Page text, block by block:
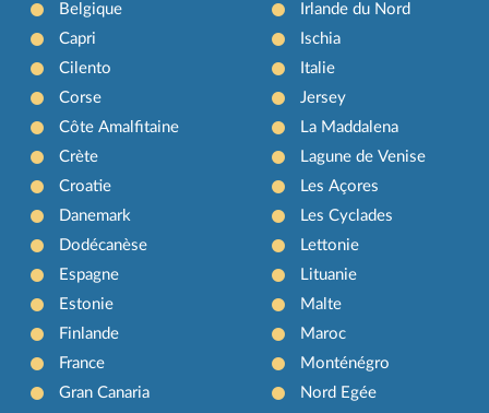
Belgique
Capri
Cilento
Corse
Côte Amalfitaine
Crète
Croatie
Danemark
Dodécanèse
Espagne
Estonie
Finlande
France
Gran Canaria
Irlande du Nord
Ischia
Italie
Jersey
La Maddalena
Lagune de Venise
Les Açores
Les Cyclades
Lettonie
Lituanie
Malte
Maroc
Monténégro
Nord Egée